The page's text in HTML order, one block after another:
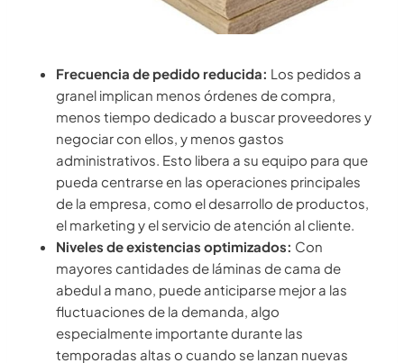
Frecuencia de pedido reducida: Los pedidos a
granel implican menos órdenes de compra,
menos tiempo dedicado a buscar proveedores y
negociar con ellos, y menos gastos
administrativos. Esto libera a su equipo para que
pueda centrarse en las operaciones principales
de la empresa, como el desarrollo de productos,
el marketing y el servicio de atención al cliente.
Niveles de existencias optimizados: Con
mayores cantidades de láminas de cama de
abedul a mano, puede anticiparse mejor a las
fluctuaciones de la demanda, algo
especialmente importante durante las
temporadas altas o cuando se lanzan nuevas